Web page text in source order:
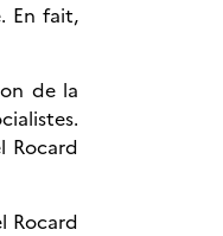
En fait,
de la
Rocard
Rocard